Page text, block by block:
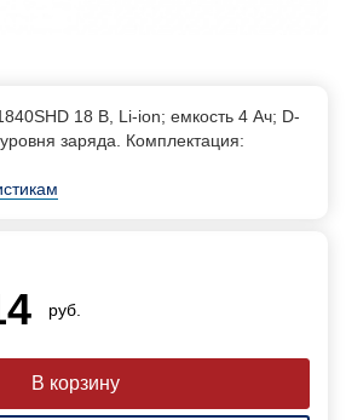
18 В, Li-ion; емкость 4 Ач; D-
заряда. Комплектация:
руб.